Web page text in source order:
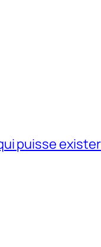
puisse